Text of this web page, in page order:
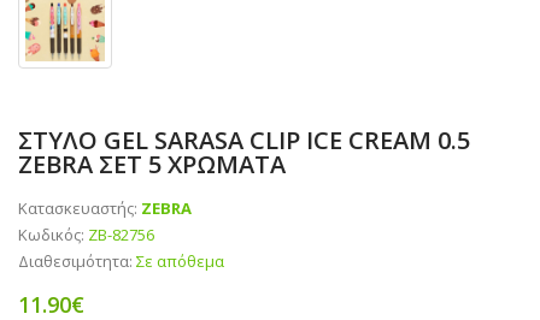
ΣΤΥΛΟ GEL SARASA CLIP ICE CREAM 0.5
ZEBRA ΣΕΤ 5 ΧΡΩΜΑΤΑ
Κατασκευαστής: ZEBRA
Κωδικός: ZB-82756
Διαθεσιμότητα: Σε απόθεμα
11.90€